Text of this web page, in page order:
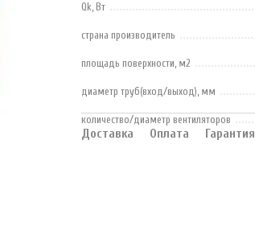
Qk, Вт
страна производитель
площадь поверхности, м2
диаметр труб(вход/выход), мм
количество/диаметр вентиляторов
Доставка Оплата Гарантия